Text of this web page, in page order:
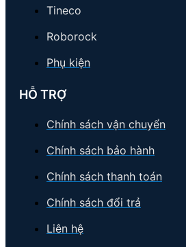
Tineco
Roborock
Phụ kiện
HỖ TRỢ
Chính sách vận chuyển
Chính sách bảo hành
Chính sách thanh toán
Chính sách đổi trả
Liên hệ